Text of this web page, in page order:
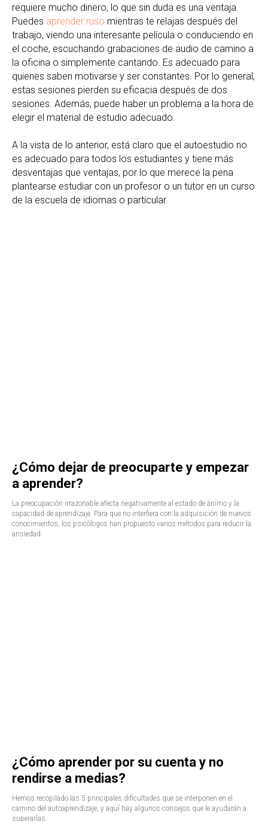
requiere mucho dinero, lo que sin duda es una ventaja.
Puedes aprender ruso mientras te relajas después del
trabajo, viendo una interesante película o conduciendo en
el coche, escuchando grabaciones de audio de camino a
la oficina o simplemente cantando. Es adecuado para
quienes saben motivarse y ser constantes. Por lo general,
estas sesiones pierden su eficacia después de dos
sesiones. Además, puede haber un problema a la hora de
elegir el material de estudio adecuado.
A la vista de lo anterior, está claro que el autoestudio no
es adecuado para todos los estudiantes y tiene más
desventajas que ventajas, por lo que merece la pena
plantearse estudiar con un profesor o un tutor en un curso
de la escuela de idiomas o particular.
¿Cómo dejar de preocuparte y empezar
a aprender?
La preocupación irrazonable afecta negativamente al estado de ánimo y la
capacidad de aprendizaje. Para que no interfiera con la adquisición de nuevos
conocimientos, los psicólogos han propuesto varios métodos para reducir la
ansiedad.
¿Cómo aprender por su cuenta y no
rendirse a medias?
Hemos recopilado las 5 principales dificultades que se interponen en el
camino del autoaprendizaje, y aquí hay algunos consejos que le ayudarán a
superarlas.